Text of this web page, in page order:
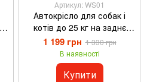
Артикул: WS01
Автокрісло для собак і
котів до 25 кг на заднє
сидіння авто - Чорний
1 199 грн 1 330 грн
В наявності
Купити